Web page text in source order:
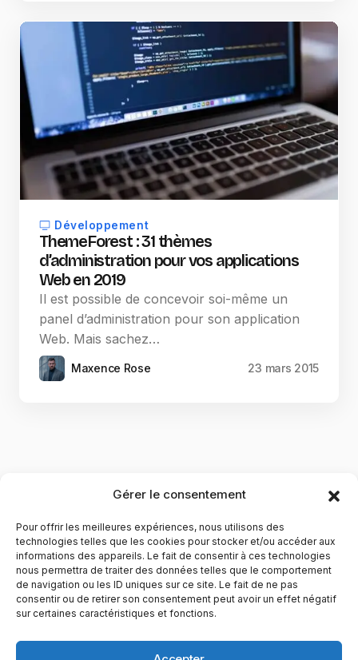
Gérer le consentement
Pour offrir les meilleures expériences, nous utilisons des
technologies telles que les cookies pour stocker et/ou accéder aux
informations des appareils. Le fait de consentir à ces technologies
nous permettra de traiter des données telles que le comportement
de navigation ou les ID uniques sur ce site. Le fait de ne pas
consentir ou de retirer son consentement peut avoir un effet négatif
sur certaines caractéristiques et fonctions.
Développement
ThemeForest : 31 thèmes
d’administration pour vos applications
Web en 2019
Il est possible de concevoir soi-même un
panel d’administration pour son application
Web. Mais sachez…
Maxence Rose 23 mars 2015
YubiGeek est un média français dédié aux nouvelles
technologies, à la culture geek et au numérique. Fondé par